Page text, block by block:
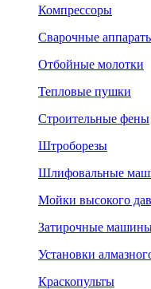
Компрессоры
Сварочные
Отбойные молотки
Тепловые пушки
Строительные фены
Штроборезы
Шлифовальные
Мойки высокого
Затирочные
Установки
Краскопульты